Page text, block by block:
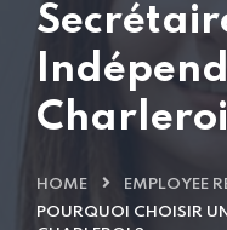
HOME
EMPLOYEE
POURQUOI CHOISIR